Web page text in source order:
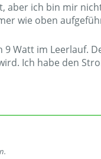
aber ich bin mir
wie oben
Watt im Leerlauf.
Ich habe den